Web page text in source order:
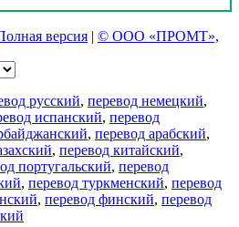
версия | © ООО «ПРОМТ»,
русский, перевод немецкий,
испанский, перевод
, перевод арабский,
, перевод китайский,
португальский, перевод
, перевод туркменский, перевод
, перевод финский, перевод